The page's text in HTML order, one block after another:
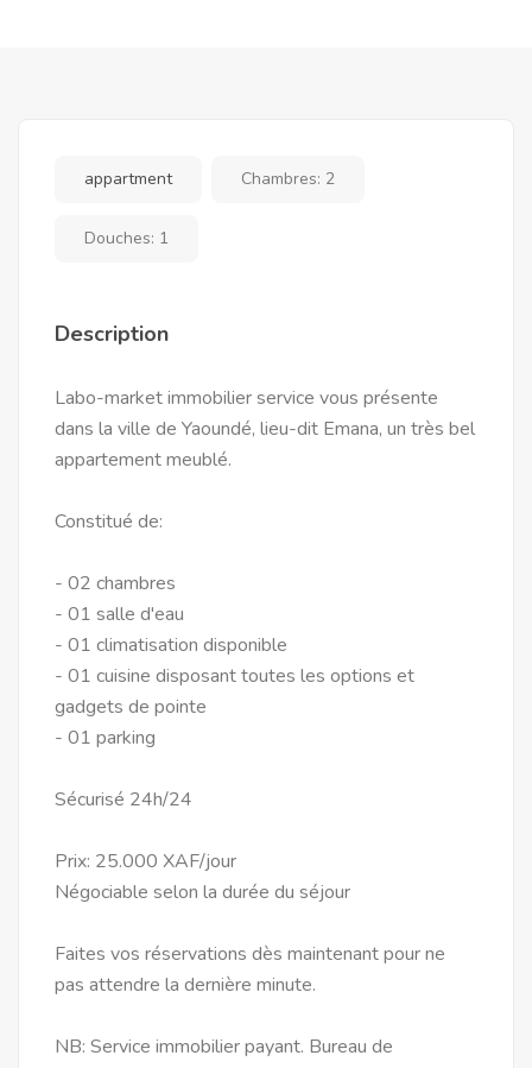
appartment Chambres: 2
Douches: 1
Description
Labo-market immobilier service vous présente
dans la ville de Yaoundé, lieu-dit Emana, un très bel
appartement meublé.
Constitué de:
- 02 chambres
- 01 salle d'eau
- 01 climatisation disponible
- 01 cuisine disposant toutes les options et
gadgets de pointe
- 01 parking
Sécurisé 24h/24
Prix: 25.000 XAF/jour
Négociable selon la durée du séjour
Faites vos réservations dès maintenant pour ne
pas attendre la dernière minute.
NB: Service immobilier payant. Bureau de